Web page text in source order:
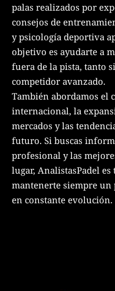
palas realizados por
consejos de
y psicología deportiva
objetivo es ayudarte a
fuera de la pista, tanto
competidor avanzado.
También abordamos el
internacional, la
mercados y las
futuro. Si buscas
profesional y las
lugar, AnalistasPadel
mantenerte siempre un
en constante evolución.